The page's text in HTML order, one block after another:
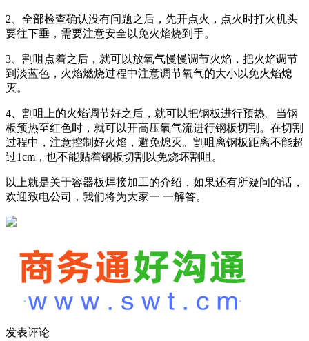
2、全部检查确认没有问题之后，先开点火，点火时打火机头
要往下垂，需要注意安全以免火焰烧到手。
3、割咀点着之后，就可以放氧气慢慢调节火焰，把火焰调节
到淡蓝色，火焰燃烧过程中注意调节氧气的大小以免火焰熄
灭。
4、割咀上的火焰调节好之后，就可以把钢板进行预热。当钢
板预热至红色时，就可以开高压氧气流进行钢板切割。在切割
过程中，注意控制好火焰，避免熄灭。割咀离钢板距离不能超
过1cm，也不能贴着钢板切割以免烧坏割咀。
以上就是关于容器板焊接加工的介绍，如果还有所疑问的话，
欢迎致电公司，我们将为大家一 一解答。
发表评论